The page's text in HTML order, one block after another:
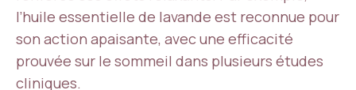
l’huile essentielle de lavande est reconnue pour
son action apaisante, avec une efficacité
prouvée sur le sommeil dans plusieurs études
cliniques.